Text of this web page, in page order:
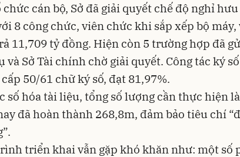
chức cán bộ, Sở đã giải quyết chế độ nghỉ
8 công chức, viên chức khi sắp xếp bộ
11,709 tỷ đồng. Hiện còn 5 trường hợp đã
và Sở Tài chính chờ giải quyết. Công tác ký
50/61 chữ ký số, đạt 81,97%.
số hóa tài liệu, tổng số lượng cần thực hiện là
đã hoàn thành 268,8m, đảm bảo tiêu chí
triển khai vẫn gặp khó khăn như: một số